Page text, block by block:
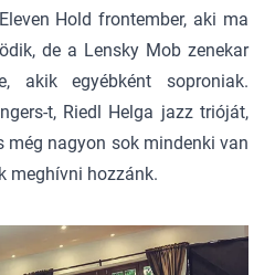
Hold frontember, aki ma
de a Lensky Mob zenekar
akik egyébként soproniak.
t, Riedl Helga jazz trióját,
még nagyon sok mindenki van
meghívni hozzánk.